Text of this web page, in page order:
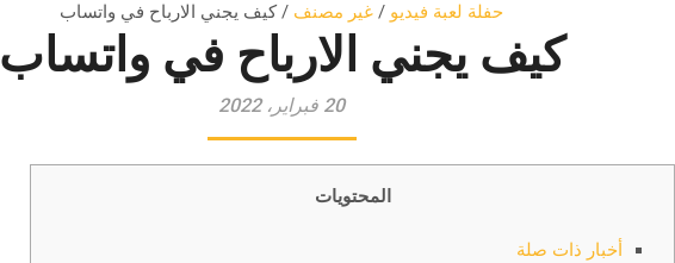
حفلة لعبة فيديو / غير مصنف / كيف يجني الارباح في واتساب
كيف يجني الارباح في واتساب
20 فبراير، 2022
المحتويات
أخبار ذات صلة